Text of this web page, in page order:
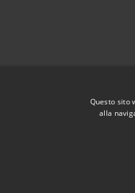
Questo sito
alla